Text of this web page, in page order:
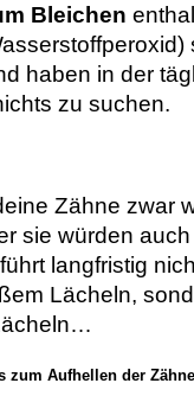
Bleichen
haben in der
zu suchen.
Zähne zwar
sie würden
langfristig
Lächeln,
zum Aufhellen der